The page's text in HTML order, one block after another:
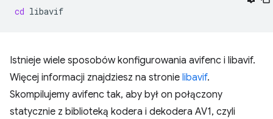
cd
Istnieje wiele sposobów konfigurowania avifenc i libavif.
Więcej informacji znajdziesz na stronie libavif.
Skompilujemy avifenc tak, aby był on połączony
statycznie z biblioteką kodera i dekodera AV1, czyli